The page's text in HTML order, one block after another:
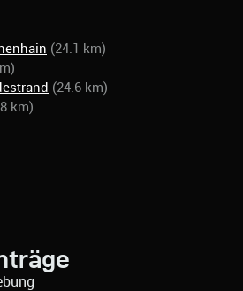
(24.1 km)
(24.6 km)
km)